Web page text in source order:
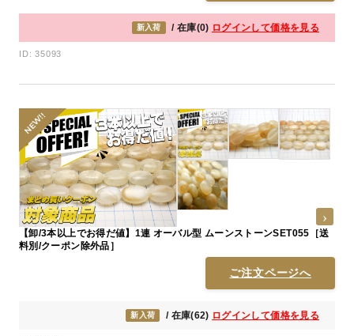
新入荷 / 在庫(0) ログインして価格を見る
ID: 35093
【卸/3本以上でお得だ値】1連 オーバル型 ムーンストーンSET055［送
料別/クーポン除外品］
ご注文ページへ
新入荷 / 在庫(62) ログインして価格を見る